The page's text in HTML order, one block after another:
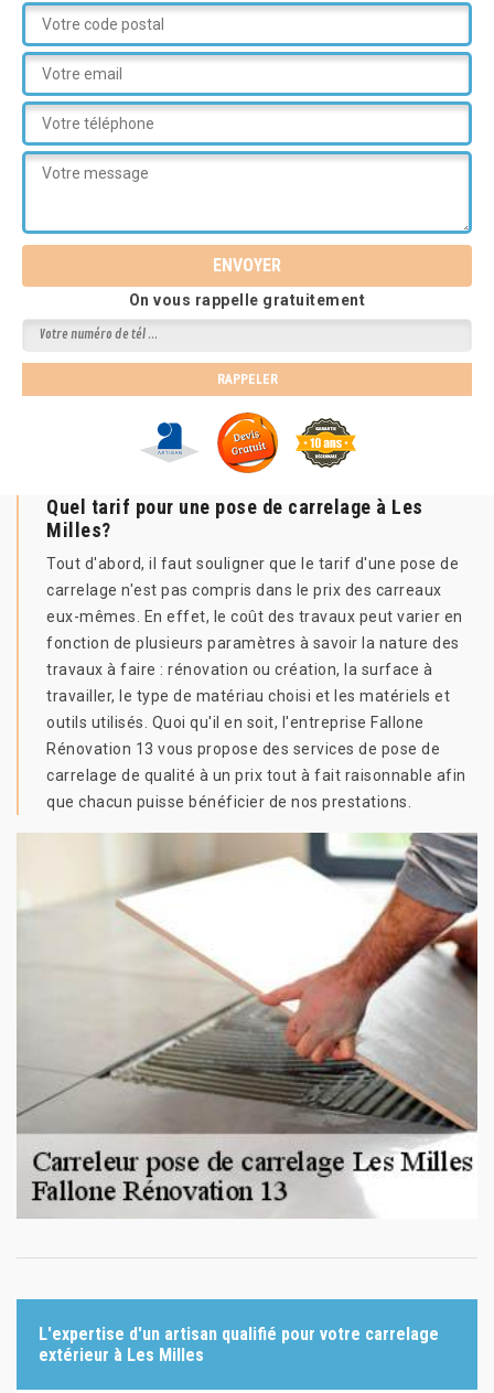
On vous rappelle gratuitement
Quel tarif pour une pose de carrelage à Les
Milles?
Tout d'abord, il faut souligner que le tarif d'une pose de
carrelage n'est pas compris dans le prix des carreaux
eux-mêmes. En effet, le coût des travaux peut varier en
fonction de plusieurs paramètres à savoir la nature des
travaux à faire : rénovation ou création, la surface à
travailler, le type de matériau choisi et les matériels et
outils utilisés. Quoi qu'il en soit, l'entreprise Fallone
Rénovation 13 vous propose des services de pose de
carrelage de qualité à un prix tout à fait raisonnable afin
que chacun puisse bénéficier de nos prestations.
L'expertise d'un artisan qualifié pour votre carrelage
extérieur à Les Milles